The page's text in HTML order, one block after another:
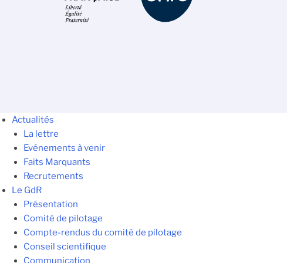
Actualités
La lettre
Evénements à venir
Faits Marquants
Recrutements
Le GdR
Présentation
Comité de pilotage
Compte-rendus du comité de pilotage
Conseil scientifique
Communication